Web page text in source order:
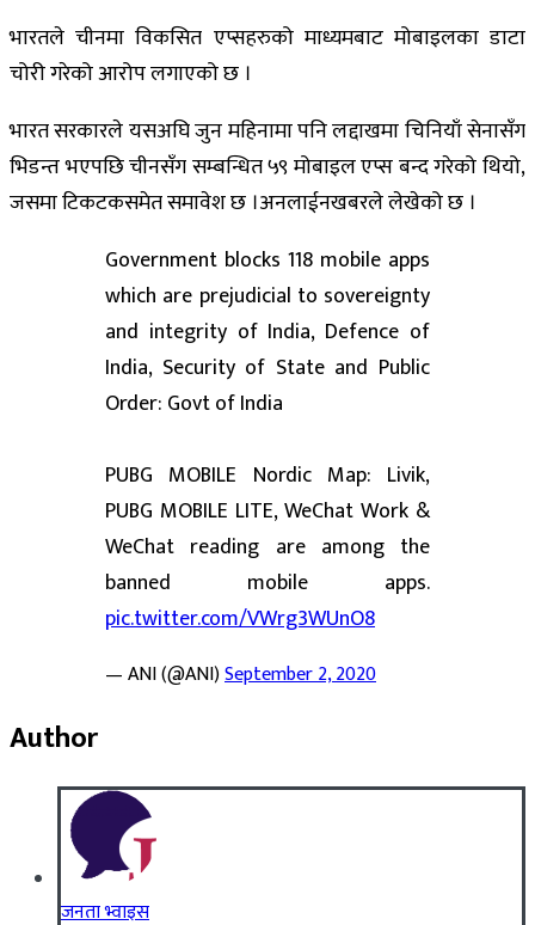
भारतले चीनमा विकसित एप्सहरुको माध्यमबाट मोबाइलका डाटा
चोरी गरेको आरोप लगाएको छ ।
भारत सरकारले यसअघि जुन महिनामा पनि लद्दाखमा चिनियाँ सेनासँग
भिडन्त भएपछि चीनसँग सम्बन्धित ५९ मोबाइल एप्स बन्द गरेको थियो,
जसमा टिकटकसमेत समावेश छ ।अनलाईनखबरले लेखेको छ ।
Government blocks 118 mobile apps
which are prejudicial to sovereignty
and integrity of India, Defence of
India, Security of State and Public
Order: Govt of India
PUBG MOBILE Nordic Map: Livik,
PUBG MOBILE LITE, WeChat Work &
WeChat reading are among the
banned mobile apps.
pic.twitter.com/VWrg3WUnO8
— ANI (@ANI)September 2, 2020
Author
जनता भ्वाइस